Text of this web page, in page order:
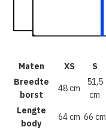
Maten XS S
Breedte
borst
48 cm
51,5
cm
Lengte
body
64 cm 66 cm